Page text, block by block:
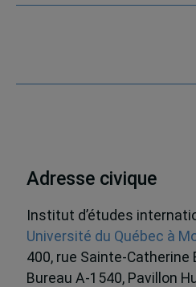
Adresse civique
Institut d’études
Université du Québec à
400, rue Sainte-Catherine
Bureau A-1540, Pavillon